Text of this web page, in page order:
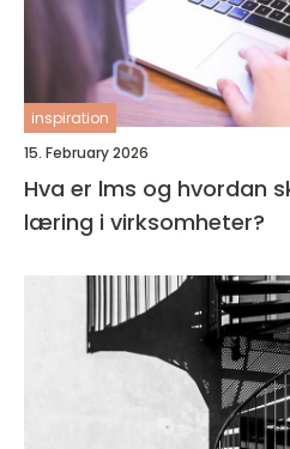
inspiration
15. February 2026
Hva er lms og hvordan
læring i virksomheter?